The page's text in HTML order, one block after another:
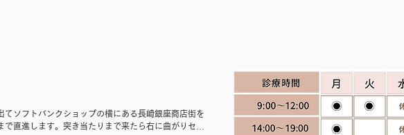
てソフトバンクショップの横にある長崎銀座商店街を
で直進します。突き当たりまで来たら右に曲がりセブ